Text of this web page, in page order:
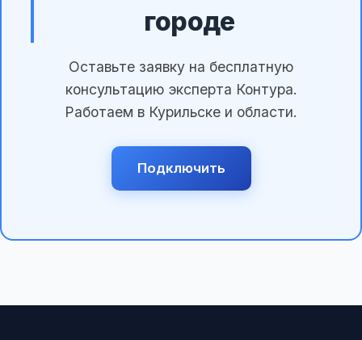
городе
Оставьте заявку на бесплатную
консультацию эксперта Контура.
Работаем в Курильске и области.
Подключить